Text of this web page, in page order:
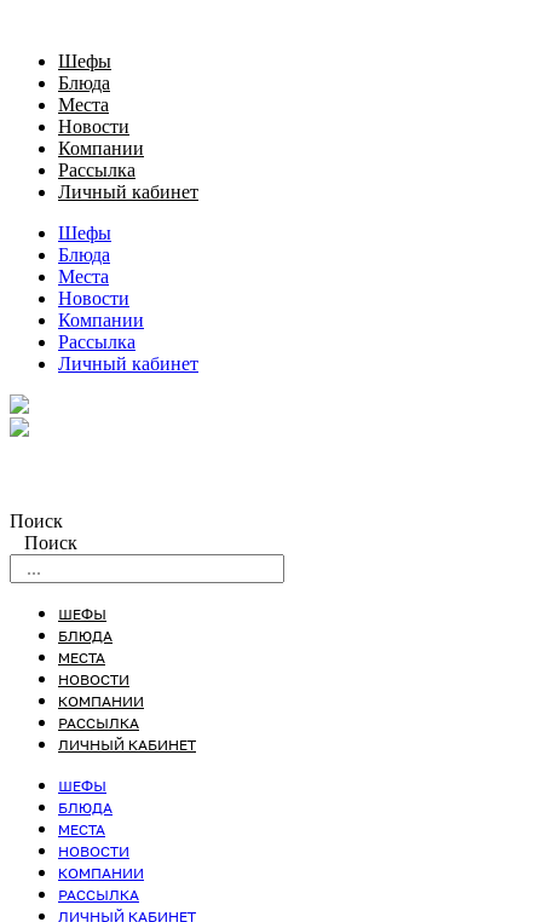
Шефы
Блюда
Места
Новости
Компании
Рассылка
Личный кабинет
Шефы
Блюда
Места
Новости
Компании
Рассылка
Личный кабинет
Поиск
Поиск
ШЕФЫ
БЛЮДА
МЕСТА
НОВОСТИ
КОМПАНИИ
РАССЫЛКА
ЛИЧНЫЙ КАБИНЕТ
ШЕФЫ
БЛЮДА
МЕСТА
НОВОСТИ
КОМПАНИИ
РАССЫЛКА
ЛИЧНЫЙ КАБИНЕТ